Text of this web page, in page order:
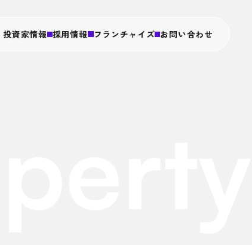
投資家情報 採用情報 フランチャイズ お問い合わせ